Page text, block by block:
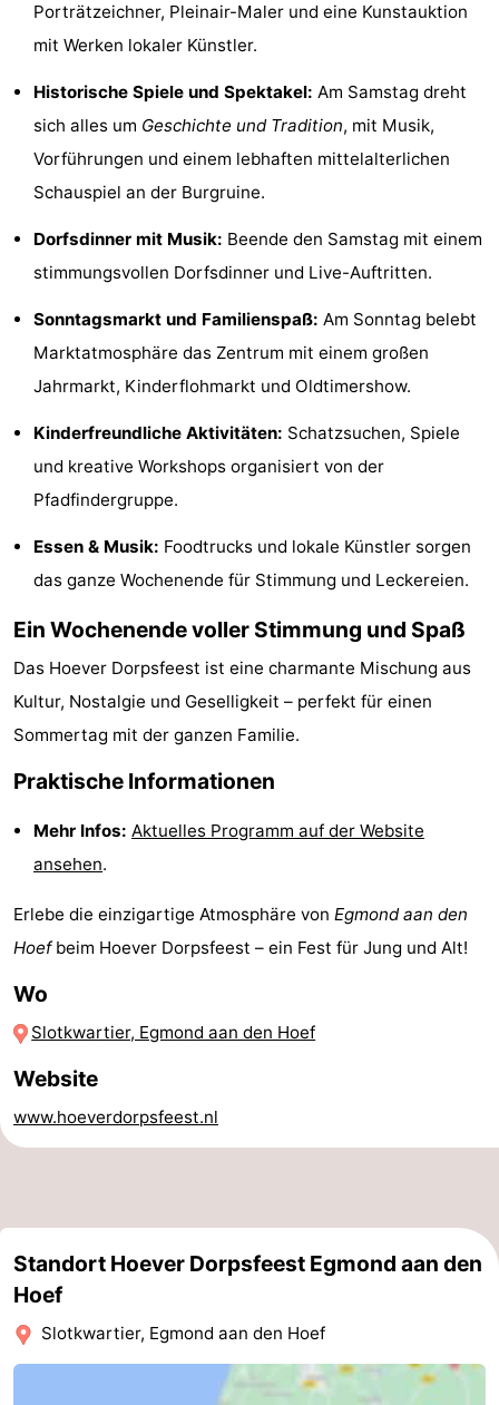
Zimmer
(mit
Frühstück)
Lastminutes
Strand
Sehen
&
-
Kirchen
Aussichtspunkte
Attraktionen
Spielplätze
-
Minigolfplätze
Dörfer
&
Natur
-
Schwimmbader
-
Radfahren
-
Reiten
-
Golfplatze
-
Surfen
-
Sportangeln
Essen
und
Veranstaltungen
Route
-
Porträtzeichner, Pleinair-Maler und eine Kunstauktion
mit Werken lokaler Künstler.
Historische Spiele und Spektakel: Am Samstag dreht
sich alles um Geschichte und Tradition, mit Musik,
Vorführungen und einem lebhaften mittelalterlichen
Schauspiel an der Burgruine.
Dorfsdinner mit Musik: Beende den Samstag mit einem
stimmungsvollen Dorfsdinner und Live-Auftritten.
Sonntagsmarkt und Familienspaß: Am Sonntag belebt
Marktatmosphäre das Zentrum mit einem großen
Jahrmarkt, Kinderflohmarkt und Oldtimershow.
Kinderfreundliche Aktivitäten: Schatzsuchen, Spiele
und kreative Workshops organisiert von der
Pfadfindergruppe.
Essen & Musik: Foodtrucks und lokale Künstler sorgen
das ganze Wochenende für Stimmung und Leckereien.
Ein Wochenende voller Stimmung und Spaß
Das Hoever Dorpsfeest ist eine charmante Mischung aus
Kultur, Nostalgie und Geselligkeit – perfekt für einen
Sommertag mit der ganzen Familie.
Praktische Informationen
Mehr Infos: Aktuelles Programm auf der Website
ansehen.
Erlebe die einzigartige Atmosphäre von Egmond aan den
Hoefbeim Hoever Dorpsfeest – ein Fest für Jung und Alt!
Wo
Slotkwartier, Egmond aan den Hoef
Website
www.hoeverdorpsfeest.nl
Standort Hoever Dorpsfeest Egmond aan den
Hoef
Slotkwartier, Egmond aan den Hoef